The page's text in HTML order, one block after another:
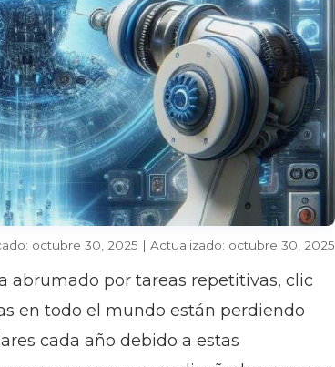
octubre 30, 2025 | Actualizado: octubre 30, 2025
abrumado por tareas repetitivas, clic
en todo el mundo están perdiendo
cada año debido a estas